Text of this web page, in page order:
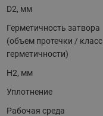
D2, мм
Герметичность затвора
(объем протечки / класс
герметичности)
H2, мм
Уплотнение
Рабочая среда